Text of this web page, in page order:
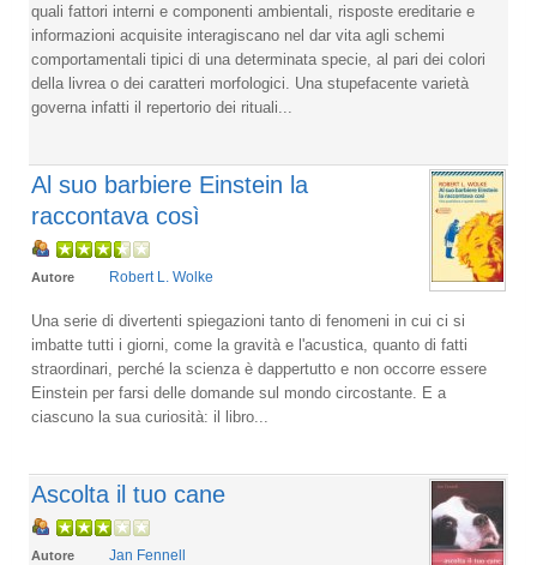
quali fattori interni e componenti ambientali, risposte ereditarie e
informazioni acquisite interagiscano nel dar vita agli schemi
comportamentali tipici di una determinata specie, al pari dei colori
della livrea o dei caratteri morfologici. Una stupefacente varietà
governa infatti il repertorio dei rituali...
Al suo barbiere Einstein la
raccontava così
Autore Robert L. Wolke
Una serie di divertenti spiegazioni tanto di fenomeni in cui ci si
imbatte tutti i giorni, come la gravità e l'acustica, quanto di fatti
straordinari, perché la scienza è dappertutto e non occorre essere
Einstein per farsi delle domande sul mondo circostante. E a
ciascuno la sua curiosità: il libro...
Ascolta il tuo cane
Autore Jan Fennell